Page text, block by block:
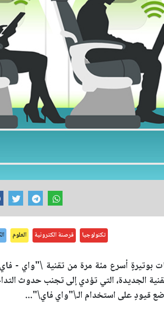
تكنولوجيا قرصنة الكترونية العلوم
بوتيرةٍ أسرع مئة مرة من تقنية \"واي -
الجديدة، التي تؤدي إلى تجنب حدوث
قيودٍ على استخدام الـ\"واي فاي\"...